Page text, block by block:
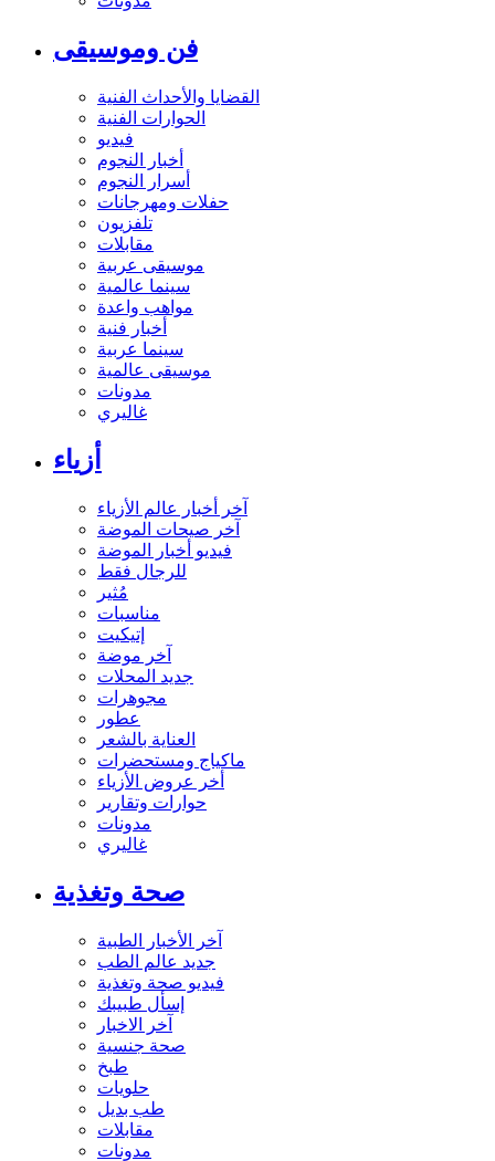
فن وموسيقى
القضايا والأحداث الفنية
الحوارات الفنية
فيديو
أخبار النجوم
أسرار النجوم
حفلات ومهرجانات
تلفزيون
مقابلات
موسيقى عربية
سينما عالمية
مواهب واعدة
أخبار فنية
سينما عربية
موسيقى عالمية
مدونات
غاليري
أزياء
آخر أخبار عالم الأزياء
آخر صيحات الموضة
فيديو أخبار الموضة
للرجال فقط
مُثير
مناسبات
إتيكيت
آخر موضة
جديد المحلات
مجوهرات
عطور
العناية بالشعر
ماكياج ومستحضرات
أخر عروض الأزياء
حوارات وتقارير
مدونات
غاليري
صحة وتغذية
آخر الأخبار الطبية
جديد عالم الطب
فيديو صحة وتغذية
إسأل طبيبك
آخر الاخبار
صحة جنسية
طبخ
حلويات
طب بديل
مقابلات
مدونات